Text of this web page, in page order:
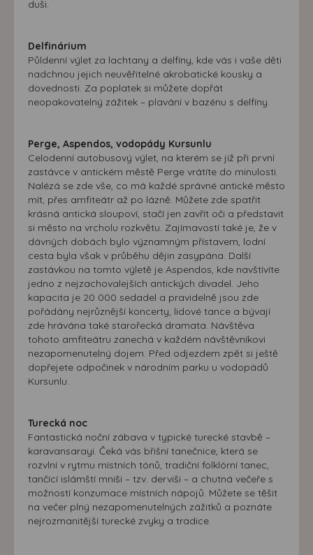
duši.
Delfinárium
Půldenní výlet za lachtany a delfíny, kde vás i vaše děti
nadchnou jejich neuvěřitelné akrobatické kousky a
dovednosti. Za poplatek si můžete dopřát
neopakovatelný zážitek – plavání v bazénu s delfíny.
Perge, Aspendos, vodopády Kursunlu
Celodenní autobusový výlet, na kterém se již při první
zastávce v antickém městě Perge vrátíte do minulosti.
Nalézá se zde vše, co má každé správné antické město
mít, přes amfiteátr až po lázně. Můžete zde spatřit
krásná antická sloupoví, stačí jen zavřít oči a představit
si město na vrcholu rozkvětu. Zajímavostí také je, že v
dávných dobách bylo významným přístavem, lodní
cesta byla však v průběhu dějin zasypána. Další
zastávkou na tomto výletě je Aspendos, kde navštívíte
jedno z nejzachovalejších antických divadel. Jeho
kapacita je 20 000 sedadel a pravidelně jsou zde
pořádány nejrůznější koncerty, lidové tance a bývají
zde hrávána také starořecká dramata. Návštěva
tohoto amfiteátru zanechá v každém návštěvníkovi
nezapomenutelný dojem. Před odjezdem zpět si ještě
dopřejete odpočinek v národním parku u vodopádů
Kursunlu.
Turecká noc
Fantastická noční zábava v typické turecké stavbě –
karavansarayi. Čeká vás břišní tanečnice, která se
rozvlní v rytmu místních tónů, tradiční folklórní tanec,
tančící islámští mniši – tzv. derviši – a chutná večeře s
možností konzumace místních nápojů. Můžete se těšit
na večer plný nezapomenutelných zážitků a poznáte
nejrozmanitější turecké zvyky a tradice.